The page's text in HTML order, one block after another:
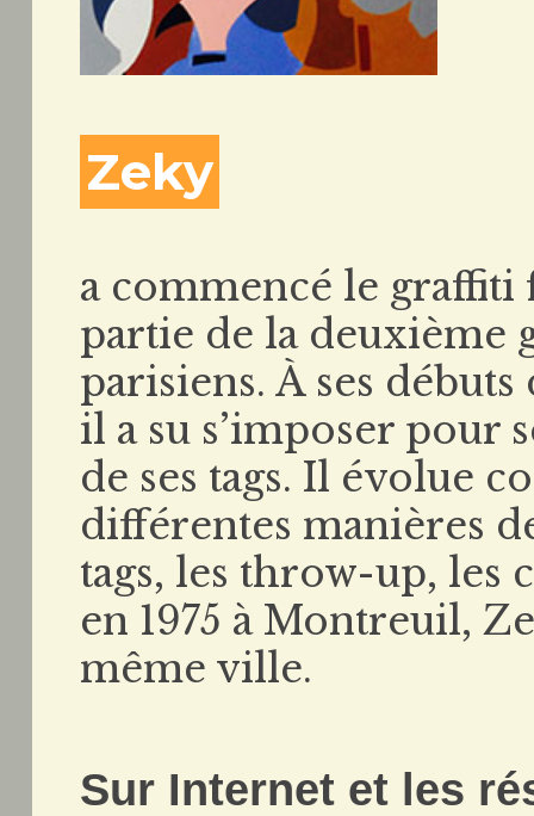
Zeky
a commencé le graffiti
partie de la deuxième
parisiens. À ses
il a su s’imposer pour
de ses tags. Il évolue
différentes manières
tags, les throw-up, les
en 1975 à Montreuil,
même ville.
Sur Internet et les